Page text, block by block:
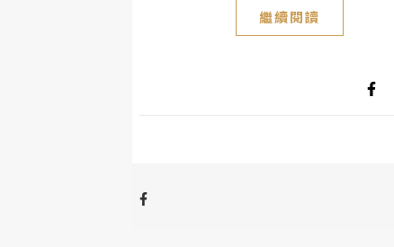
繼續閱讀